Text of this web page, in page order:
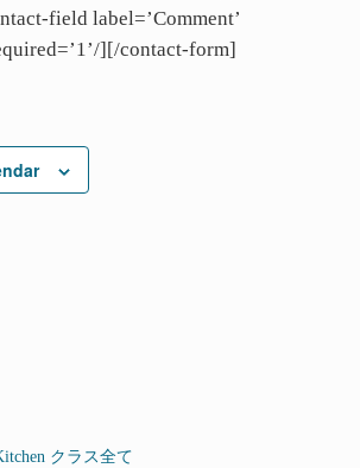
field label=’Comment’
][/contact-form]
クラス全て